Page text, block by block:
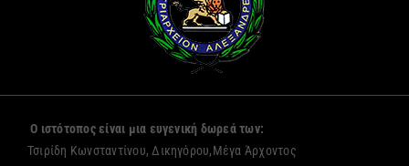
Ο ιστότοπος είναι μια ευγενική δωρεά των:
Τσιρίδη Κωνσταντίνου, Δικηγόρου,Μέγα Άρχοντος